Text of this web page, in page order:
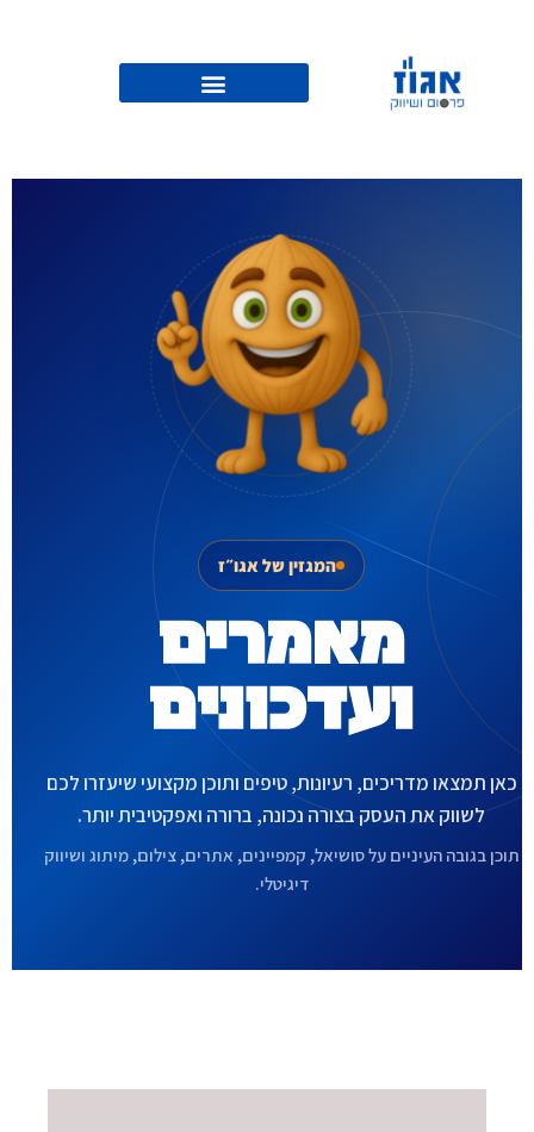
המגזין של אגו״ז
מאמרים
ועדכונים
כאן תמצאו מדריכים, רעיונות, טיפים ותוכן מקצועי שיעזרו לכם
לשווק את העסק בצורה נכונה, ברורה ואפקטיבית יותר.
תוכן בגובה העיניים על סושיאל, קמפיינים, אתרים, צילום, מיתוג ושיווק
דיגיטלי.